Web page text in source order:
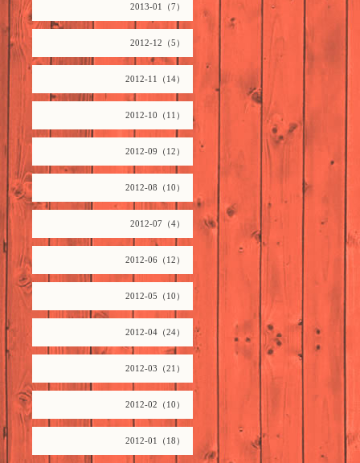
2013-01（7）
2012-12（5）
2012-11（14）
2012-10（11）
2012-09（12）
2012-08（10）
2012-07（4）
2012-06（12）
2012-05（10）
2012-04（24）
2012-03（21）
2012-02（10）
2012-01（18）